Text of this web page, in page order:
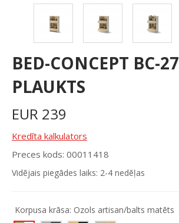
BED-CONCEPT BC-27
PLAUKTS
EUR 239
Kredīta kalkulators
Preces kods: 00011418
Vidējais piegādes laiks: 2-4 nedēļas
Korpusa krāsa: Ozols artisan/balts matēts